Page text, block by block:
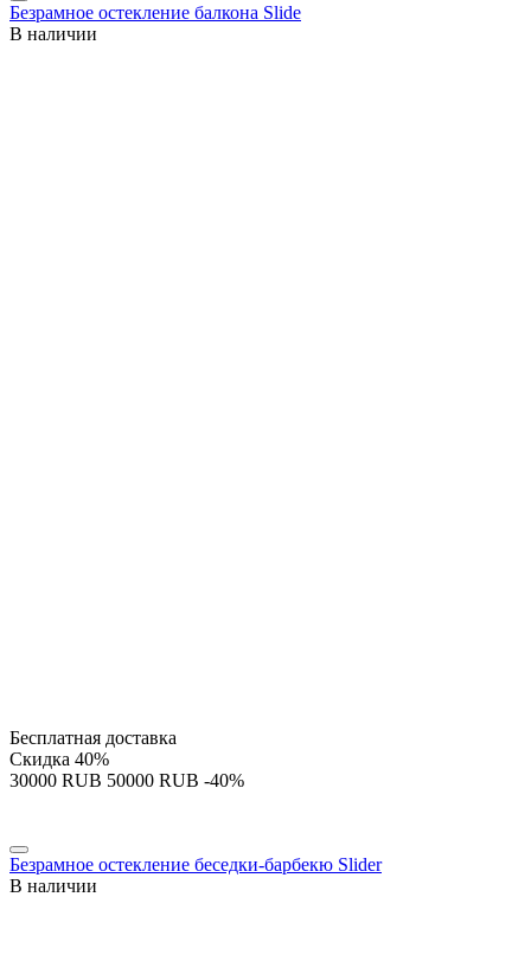
Безрамное остекление балкона Slide
В наличии
Бесплатная доставка
Скидка 40%
‍30000‍ RUB ‍50000‍ RUB -40%
Безрамное остекление беседки-барбекю Slider
В наличии